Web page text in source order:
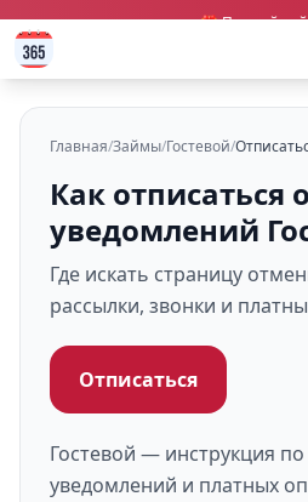
🎁 Первый
Главная/Займы/Гостевой/
Как отписаться
уведомлений
Где искать страницу
рассылки, звонки и
Отписаться
Гостевой — инструкция по
уведомлений и платных